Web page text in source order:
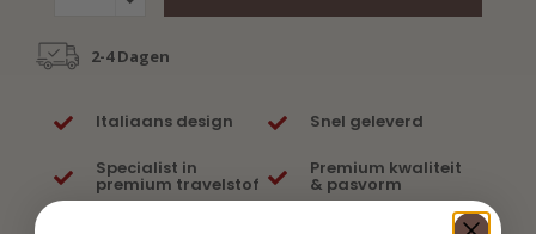
2-4 Dagen
Italiaans design Snel geleverd
Specialist in
premium travelstof
Premium kwaliteit
& pasvorm